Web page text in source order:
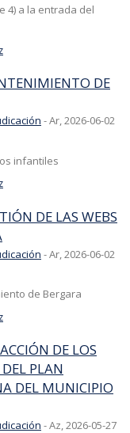
4) a la entrada del
DE
-Ar, 2026-06-02
infantiles
DE LAS WEBS
-Ar, 2026-06-02
de Bergara
DE LOS
PLAN
DEL MUNICIPIO
-Az, 2026-05-27